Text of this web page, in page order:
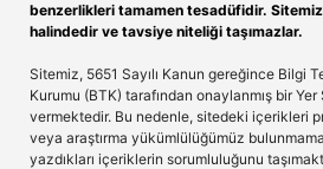
benzerlikleri tamamen tesadüfidir.
halindedir ve tavsiye niteliği taşımazlar.
Sitemiz, 5651 Sayılı Kanun gereğince Bilgi
Kurumu (BTK) tarafından onaylanmış bir
vermektedir. Bu nedenle, sitedeki içerikleri
veya araştırma yükümlülüğümüz
yazdıkları içeriklerin sorumluluğunu